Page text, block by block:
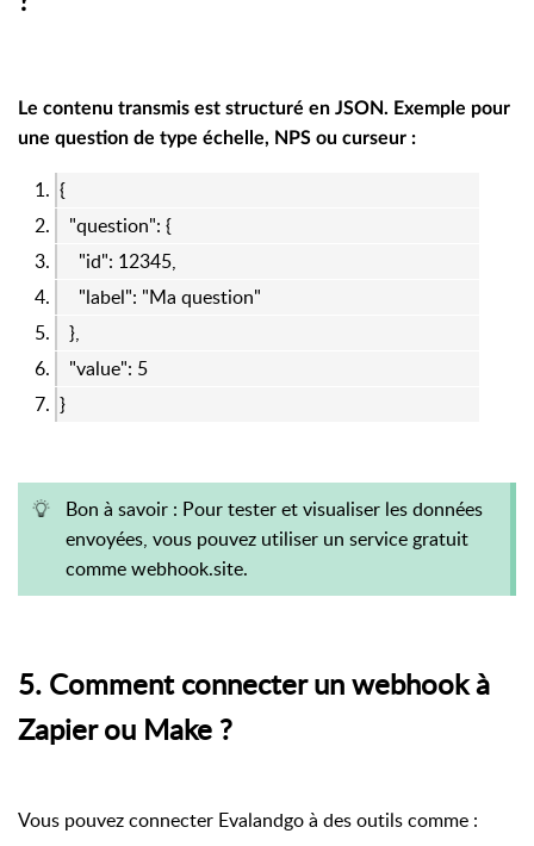
Le contenu transmis est structuré en JSON. Exemple pour
une question de type échelle, NPS ou curseur :
{
"question": {
"id": 12345,
"label": "Ma question"
},
"value": 5
}
Bon à savoir : Pour tester et visualiser les données
envoyées, vous pouvez utiliser un service gratuit
comme webhook.site.
5. Comment connecter un webhook à
Zapier ou Make ?
Vous pouvez connecter Evalandgo à des outils comme :